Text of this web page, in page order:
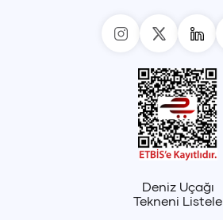
Deniz Uçağı
Tekneni Listele